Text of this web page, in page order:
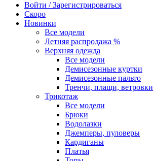
Войти / Зарегистрироваться
Скоро
Новинки
Все модели
Летняя распродажа %
Верхняя одежда
Все модели
Демисезонные куртки
Демисезонные пальто
Тренчи, плащи, ветровки
Трикотаж
Все модели
Брюки
Водолазки
Джемперы, пуловеры
Кардиганы
Платья